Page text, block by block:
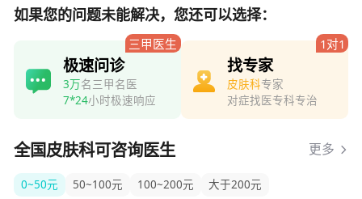
如果您的问题未能解决，您还可以选择：
三甲医生
极速问诊
3万名三甲名医
7*24小时极速响应
1对1
找专家
皮肤科专家
对症找医专科专治
全国皮肤科可咨询医生 更多
0~50元 50~100元 100~200元 大于200元